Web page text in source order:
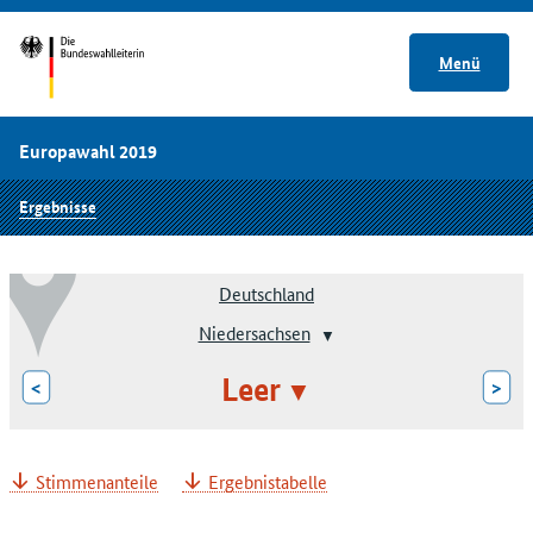
Menü
Europawahl 2019
Ergebnisse
Deutschland
Niedersachsen
< Leer >
Stimmenanteile Ergebnistabelle